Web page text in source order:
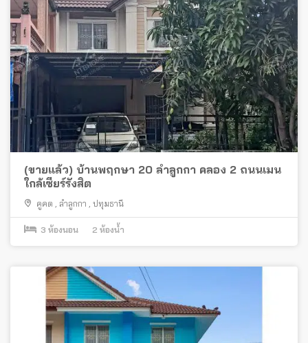
(ขายแล้ว) บ้านพฤกษา 20 ลำลูกกา คลอง 2 ถนนเมน
ใกล้เซียร์รังสิต
คูคต , ลำลูกกา , ปทุมธานี
3 ห้องนอน 2 ห้องน้ำ